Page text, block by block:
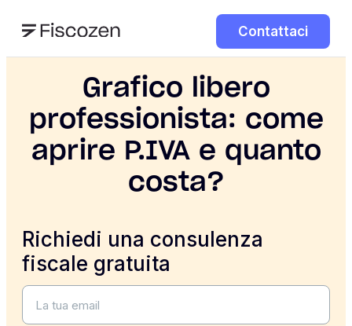
Contattaci
Grafico libero
professionista: come
aprire P.IVA e quanto
costa?
Richiedi una consulenza
fiscale gratuita